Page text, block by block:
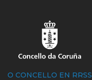
O CONCELLO EN RRSS